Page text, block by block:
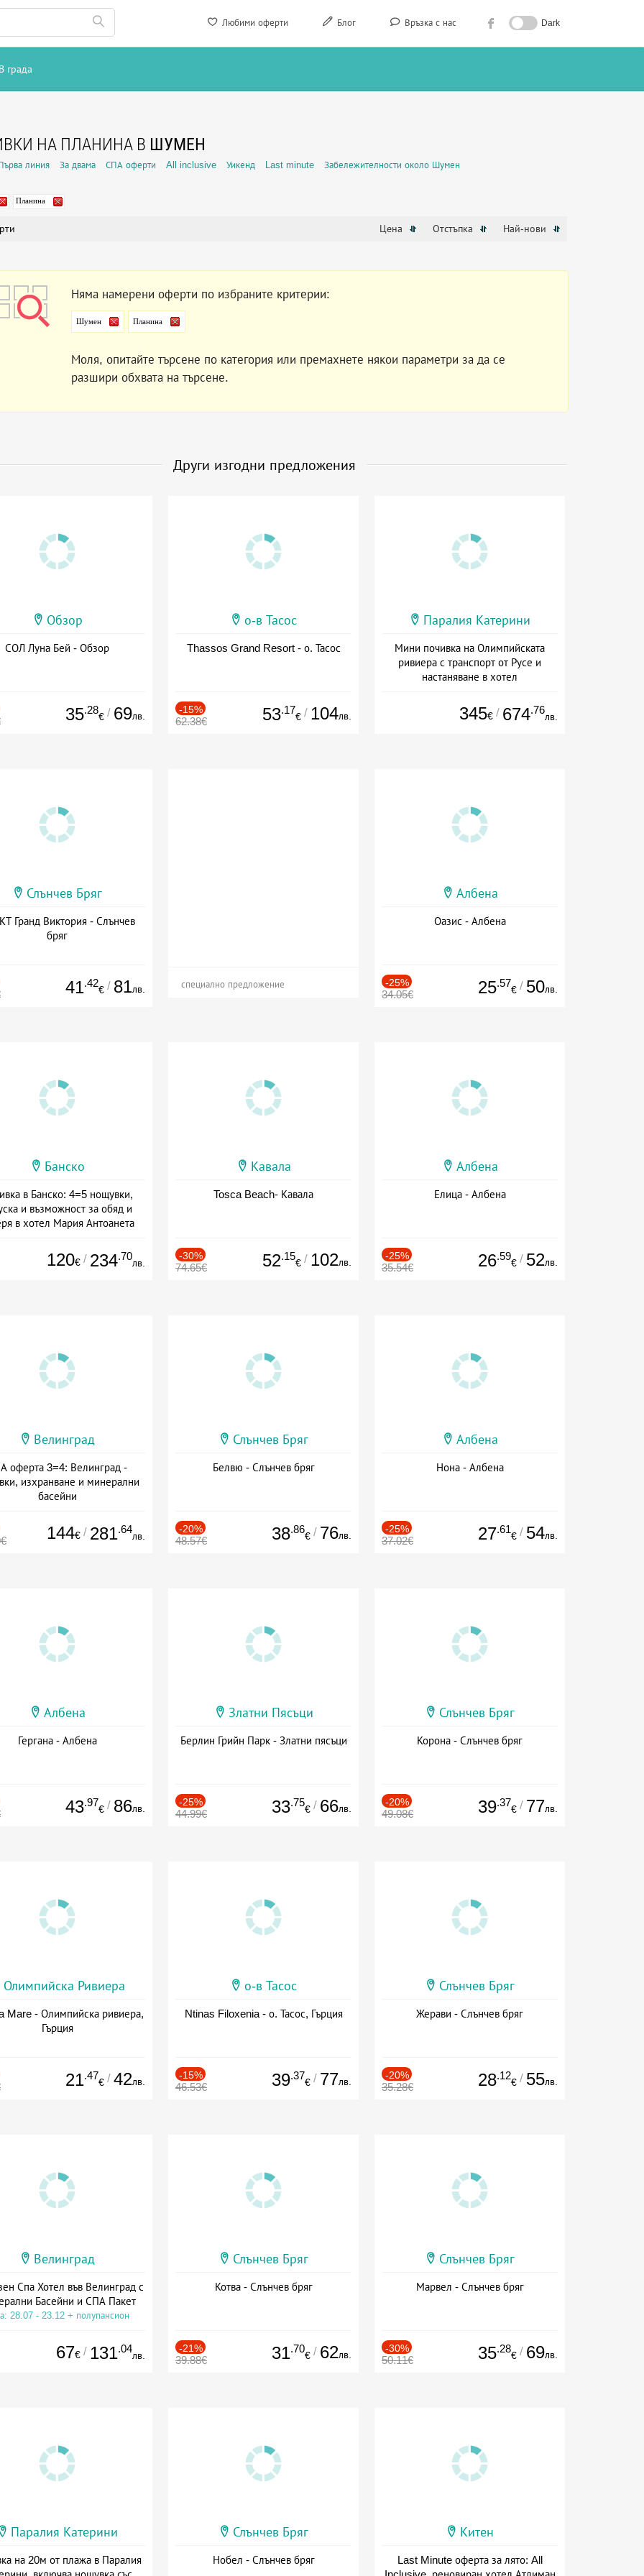
Любими оферти Блог Връзка с нас Dark
В града
НА ПЛАНИНА В ШУМЕН
линия За двама СПА оферти All inclusive Уикенд Last minute Забележителности около Шумен
Планина
Цена Отстъпка Най-нови
Няма намерени оферти по избраните критерии:
Шумен Планина
Моля, опитайте търсене по категория или премахнете някои параметри за да се
разшири обхвата на търсене.
Други изгодни предложения
Обзор
СОЛ Луна Бей - Обзор
35.28
€ / 69лв.
о-в Тасос
Thassos Grand Resort - о. Тасос
-15%
62.38€ 53.17
€ / 104лв.
Паралия Катерини
Мини почивка на Олимпийската
ривиера с транспорт от Русе и
настаняване в хотел
345€ / 674.76
лв.
Слънчев Бряг
Гранд Виктория - Слънчев
бряг
41.42
€ / 81лв. специално предложение
Албена
Оазис - Албена
-25%
34.05€ 25.57
€ / 50лв.
Банско
в Банско: 4=5 нощувки,
и възможност за обяд и
в хотел Мария Антоанета
120€ / 234.70
лв.
Кавала
Tosca Beach- Кавала
-30%
74.65€ 52.15
€ / 102лв.
Албена
Елица - Албена
-25%
35.54€ 26.59
€ / 52лв.
Велинград
оферта 3=4: Велинград -
изхранване и минерални
басейни
144€ / 281.64
лв.
Слънчев Бряг
Белвю - Слънчев бряг
-20%
48.57€ 38.86
€ / 76лв.
Албена
Нона - Албена
-25%
37.02€ 27.61
€ / 54лв.
Албена
Гергана - Албена
43.97
€ / 86лв.
Златни Пясъци
Берлин Грийн Парк - Златни пясъци
-25%
44.99€ 33.75
€ / 66лв.
Слънчев Бряг
Корона - Слънчев бряг
-20%
49.08€ 39.37
€ / 77лв.
Олимпийска Ривиера
Mare - Олимпийска ривиера,
Гърция
21.47
€ / 42лв.
о-в Тасос
Ntinas Filoxenia - о. Тасос, Гърция
-15%
46.53€ 39.37
€ / 77лв.
Слънчев Бряг
Жерави - Слънчев бряг
-20%
35.28€ 28.12
€ / 55лв.
Велинград
Спа Хотел във Велинград с
Басейни и СПА Пакет
28.07 - 23.12 + полупансион
67€ / 131.04
лв.
Слънчев Бряг
Котва - Слънчев бряг
-21%
39.88€ 31.70
€ / 62лв.
Слънчев Бряг
Марвел - Слънчев бряг
-30%
50.11€ 35.28
€ / 69лв.
Паралия Катерини
на 20м от плажа в Паралия
Слънчев Бряг
Нобел - Слънчев бряг
Китен
Last Minute оферта за лято: All